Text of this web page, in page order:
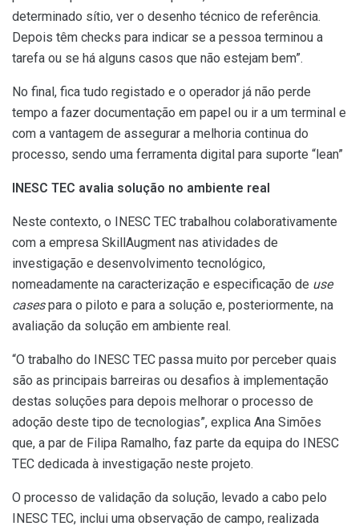
determinado sítio, ver o desenho técnico de referência.
Depois têm checks para indicar se a pessoa terminou a
tarefa ou se há alguns casos que não estejam bem”.
No final, fica tudo registado e o operador já não perde
tempo a fazer documentação em papel ou ir a um terminal e
com a vantagem de assegurar a melhoria continua do
processo, sendo uma ferramenta digital para suporte “lean”
INESC TEC avalia solução no ambiente real
Neste contexto, o INESC TEC trabalhou colaborativamente
com a empresa SkillAugment nas atividades de
investigação e desenvolvimento tecnológico,
nomeadamente na caracterização e especificação de use
casespara o piloto e para a solução e, posteriormente, na
avaliação da solução em ambiente real.
“O trabalho do INESC TEC passa muito por perceber quais
são as principais barreiras ou desafios à implementação
destas soluções para depois melhorar o processo de
adoção deste tipo de tecnologias”, explica Ana Simões
que, a par de Filipa Ramalho, faz parte da equipa do INESC
TEC dedicada à investigação neste projeto.
O processo de validação da solução, levado a cabo pelo
INESC TEC, inclui uma observação de campo, realizada